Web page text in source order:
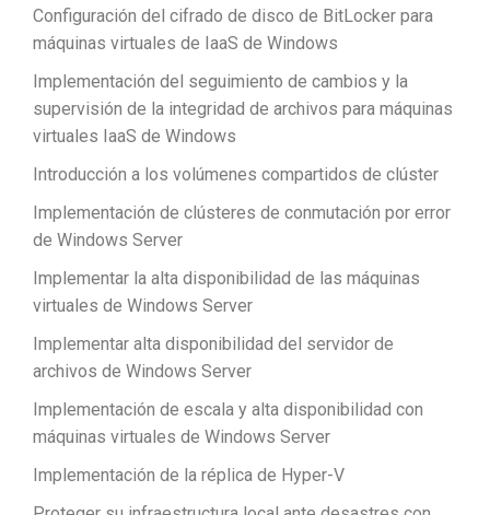
Configuración del cifrado de disco de BitLocker para
máquinas virtuales de IaaS de Windows
Implementación del seguimiento de cambios y la
supervisión de la integridad de archivos para máquinas
virtuales IaaS de Windows
Introducción a los volúmenes compartidos de clúster
Implementación de clústeres de conmutación por error
de Windows Server
Implementar la alta disponibilidad de las máquinas
virtuales de Windows Server
Implementar alta disponibilidad del servidor de
archivos de Windows Server
Implementación de escala y alta disponibilidad con
máquinas virtuales de Windows Server
Implementación de la réplica de Hyper-V